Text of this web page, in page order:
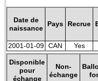
Date de
naissance
Pays Recrue
2001-01-09 CAN Yes
Disponible
pour
échange
Non-
échange